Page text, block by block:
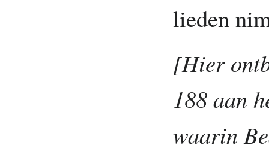
lieden
[Hier
188 aan
waarin